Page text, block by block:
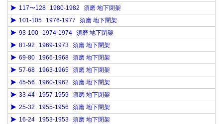
117〜128
1980-1982
須磨 地下閉架
101-105
1976-1977
須磨 地下閉架
93-100
1974-1974 須磨 地下閉架
81-92
1969-1973 須磨 地下閉架
69-80
1966-1968 須磨 地下閉架
57-68
1963-1965 須磨 地下閉架
45-56
1960-1962
須磨 地下閉架
33-44
1957-1959 須磨 地下閉架
25-32
1955-1956
須磨 地下閉架
16-24
1953-1953 須磨 地下閉架